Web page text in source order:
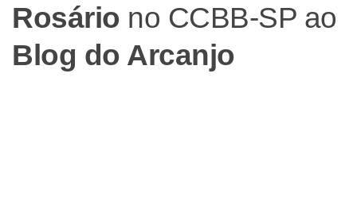
Rosário no CCBB-SP ao
Blog do Arcanjo